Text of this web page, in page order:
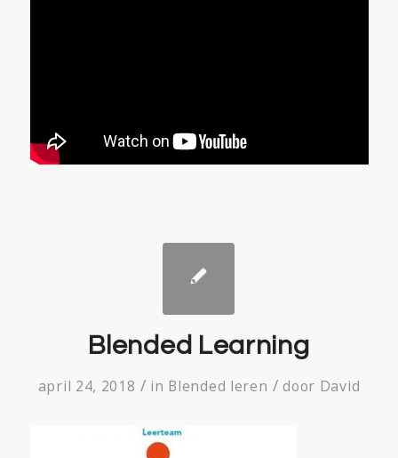
Blended Learning
april 24, 2018 / in Blended leren / door David